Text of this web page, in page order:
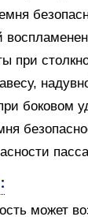
при
боковом
может